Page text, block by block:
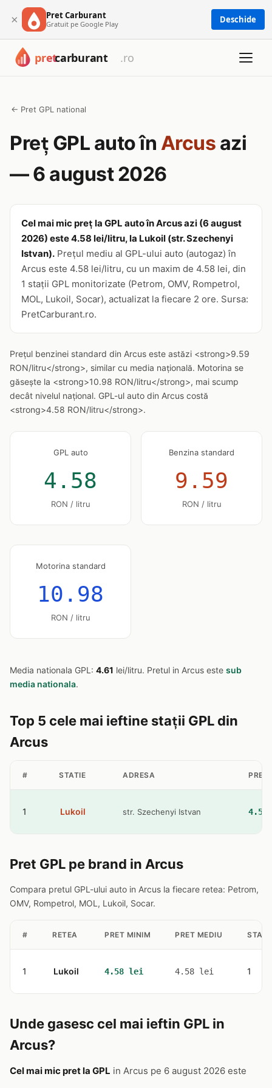
× Pret Carburant
Gratuit pe Google Play Deschide
← Pret GPL national
Preț GPL auto în Arcus azi
— 6 august 2026
Cel mai mic preț la GPL auto în Arcus azi (6 august
2026) este 4.58 lei/litru, la Lukoil (str. Szechenyi
Istvan). Prețul mediu al GPL-ului auto (autogaz) în
Arcus este 4.58 lei/litru, cu un maxim de 4.58 lei, din
1 stații GPL monitorizate (Petrom, OMV, Rompetrol,
MOL, Lukoil, Socar), actualizat la fiecare 2 ore. Sursa:
PretCarburant.ro.
Prețul benzinei standard din Arcus este astăzi <strong>9.59
RON/litru</strong>, similar cu media națională. Motorina se
găsește la <strong>10.98 RON/litru</strong>, mai scump
decât nivelul național. GPL-ul auto din Arcus costă
<strong>4.58 RON/litru</strong>.
GPL auto
4.58
RON / litru
Benzina standard
9.59
RON / litru
Motorina standard
10.98
RON / litru
Media nationala GPL: 4.61 lei/litru. Pretul in Arcus este sub
media nationala.
Top 5 cele mai ieftine stații GPL din
Arcus
# STATIE ADRESA PRET
1 Lukoil str. Szechenyi Istvan
Pret GPL pe brand in Arcus
Compara pretul GPL-ului auto in Arcus la fiecare retea: Petrom,
OMV, Rompetrol, MOL, Lukoil, Socar.
# RETEA PRET MINIM PRET MEDIU
1 Lukoil 4.58 lei 4.58 lei 1
Unde gasesc cel mai ieftin GPL in
Arcus?
Cel mai mic pret la GPL in Arcus pe 6 august 2026 este